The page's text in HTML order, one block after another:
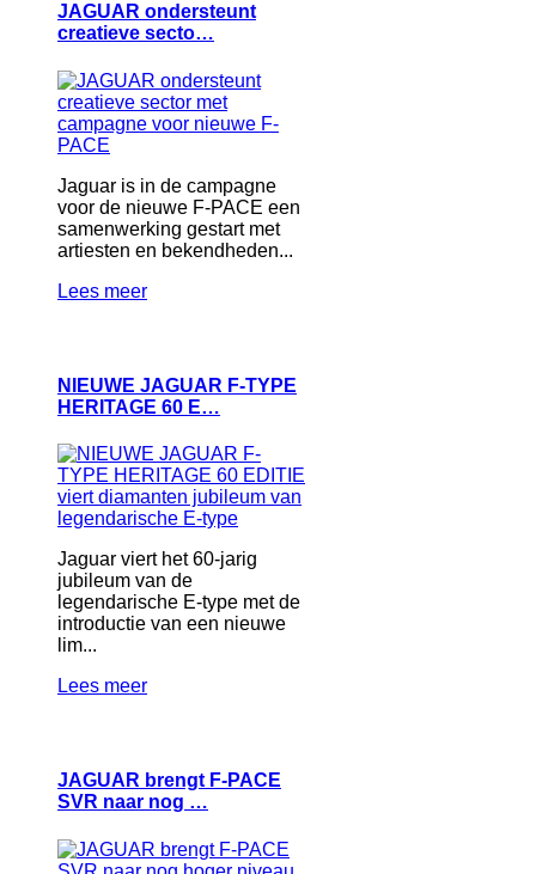
JAGUAR ondersteunt
creatieve secto…
Jaguar is in de campagne
voor de nieuwe F-PACE een
samenwerking gestart met
artiesten en bekendheden...
Lees meer
NIEUWE JAGUAR F-TYPE
HERITAGE 60 E…
Jaguar viert het 60-jarig
jubileum van de
legendarische E-type met de
introductie van een nieuwe
lim...
Lees meer
JAGUAR brengt F-PACE
SVR naar nog …